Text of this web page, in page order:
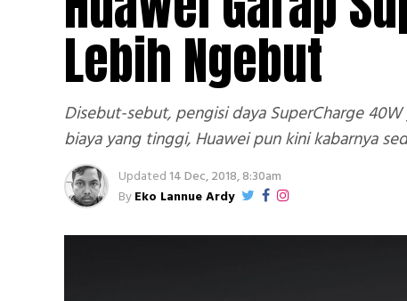
Lebih Ngebut
Disebut-sebut, pengisi daya SuperCharge
biaya yang tinggi, Huawei pun kini kabarnya
Updated 14 Dec, 2018, 8:30am
ByEko Lannue Ardy